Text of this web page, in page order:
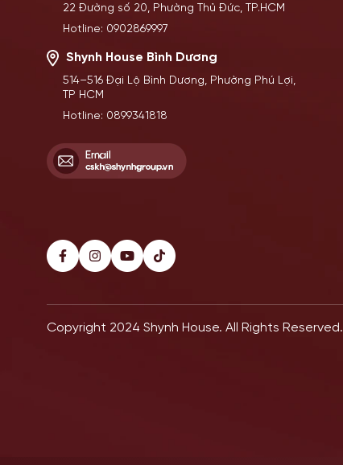
22 Đường số 20, Phường Thủ Đức, TP.HCM
Hotline: 0902869997
Shynh House Bình Dương
514–516 Đại Lộ Bình Dương, Phường Phú Lợi,
TP HCM
Hotline: 0899341818
Copyright 2024 Shynh House. All Rights Reserved.